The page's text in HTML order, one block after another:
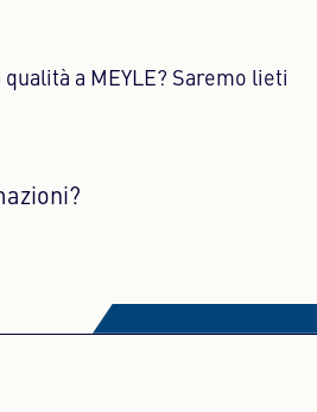
a MEYLE? Saremo lieti